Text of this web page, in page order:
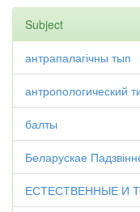
Subject
антрапалагічны тып
антропологический
балты
Беларускае
ЕСТЕСТВЕННЫЕ И